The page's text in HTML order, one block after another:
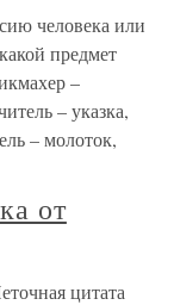
человека или
предмет
–
– указка,
– молоток,
от
цитата